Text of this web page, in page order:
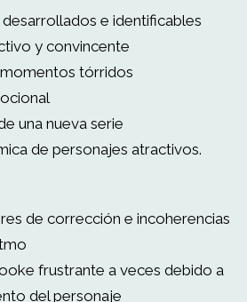
e identificables
y convincente
tórridos
una nueva serie
de personajes atractivos.
de corrección e incoherencias
frustrante a veces debido a
del personaje